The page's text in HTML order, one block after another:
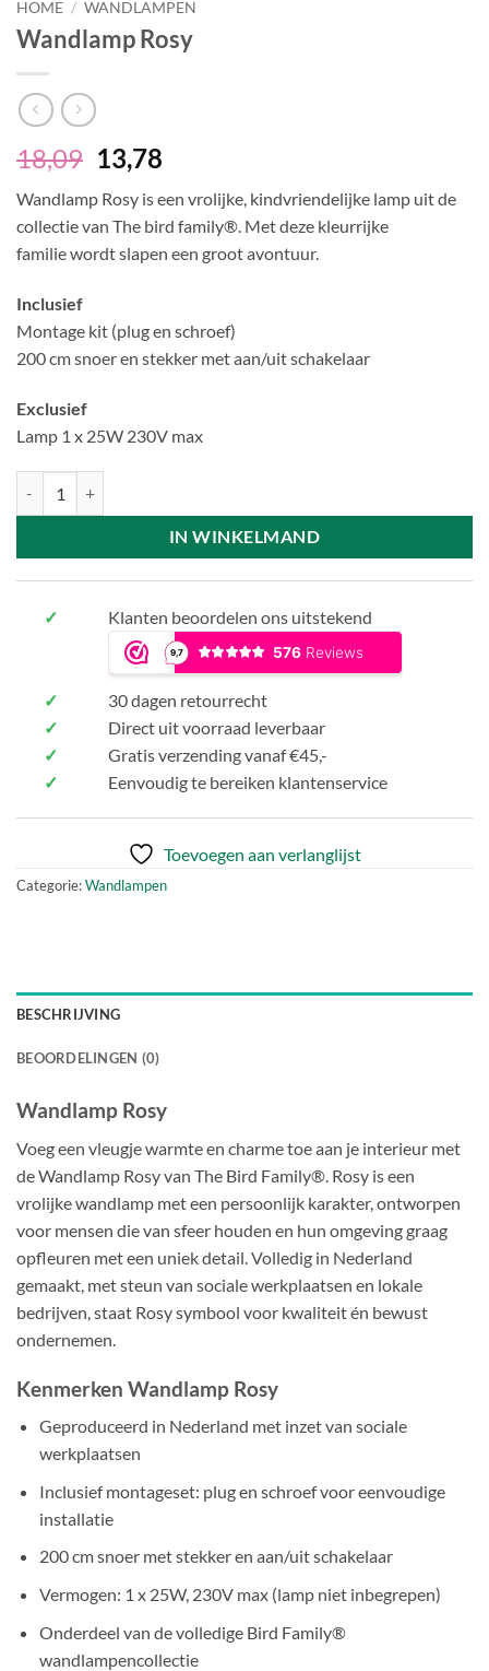
HOME / WANDLAMPEN
Wandlamp Rosy
18,09 13,78
Wandlamp Rosy is een vrolijke, kindvriendelijke lamp uit de
collectie van The bird family®. Met deze kleurrijke
familie wordt slapen een groot avontuur.
Inclusief
Montage kit (plug en schroef)
200 cm snoer en stekker met aan/uit schakelaar
Exclusief
Lamp 1 x 25W 230V max
IN WINKELMAND
✓ Klanten beoordelen ons uitstekend
✓
30 dagen retourrecht
✓
Direct uit voorraad leverbaar
✓
Gratis verzending vanaf €45,-
✓
Eenvoudig te bereiken klantenservice
Toevoegen aan verlanglijst
Categorie:Wandlampen
BESCHRIJVING
BEOORDELINGEN (0)
Wandlamp Rosy
Voeg een vleugje warmte en charme toe aan je interieur met
de Wandlamp Rosy van The Bird Family®. Rosy is een
vrolijke wandlamp met een persoonlijk karakter, ontworpen
voor mensen die van sfeer houden en hun omgeving graag
opfleuren met een uniek detail. Volledig in Nederland
gemaakt, met steun van sociale werkplaatsen en lokale
bedrijven, staat Rosy symbool voor kwaliteit én bewust
ondernemen.
Kenmerken Wandlamp Rosy
Geproduceerd in Nederland met inzet van sociale
werkplaatsen
Inclusief montageset: plug en schroef voor eenvoudige
installatie
200 cm snoer met stekker en aan/uit schakelaar
Vermogen: 1 x 25W, 230V max (lamp niet inbegrepen)
Onderdeel van de volledige Bird Family®
wandlampencollectie